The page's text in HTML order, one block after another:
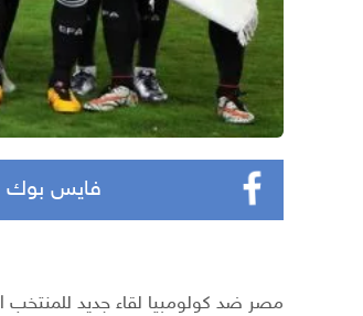
فايس بوك
مصر ضد كولومبيا لقاء جديد